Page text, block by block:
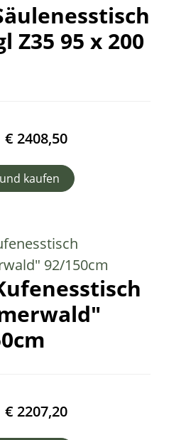
Z35 95 x 200
€ 2408,50
kaufen
€ 2207,20